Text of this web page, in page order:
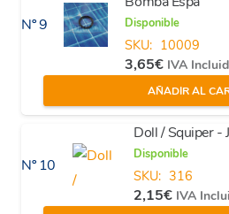
Nº 9 Disponible
SKU: 10009
3,65€ IVA
AÑADIR AL
Nº 10
Doll / Squiper -
Disponible
SKU: 316
2,15€ IVA